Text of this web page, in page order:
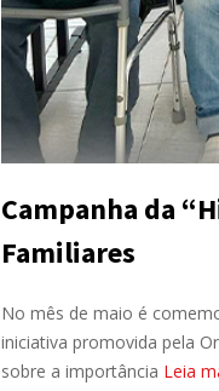
Campanha da
Familiares
No mês de maio é
iniciativa promovida pela
sobre a importância Leia